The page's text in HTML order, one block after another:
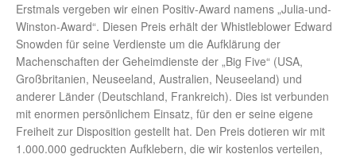
Erstmals vergeben wir einen Positiv-Award namens „Julia-und-
Winston-Award“. Diesen Preis erhält der Whistleblower Edward
Snowden für seine Verdienste um die Aufklärung der
Machenschaften der Geheimdienste der „Big Five“ (USA,
Großbritanien, Neuseeland, Australien, Neuseeland) und
anderer Länder (Deutschland, Frankreich). Dies ist verbunden
mit enormen persönlichem Einsatz, für den er seine eigene
Freiheit zur Disposition gestellt hat. Den Preis dotieren wir mit
1.000.000 gedruckten Aufklebern, die wir kostenlos verteilen,